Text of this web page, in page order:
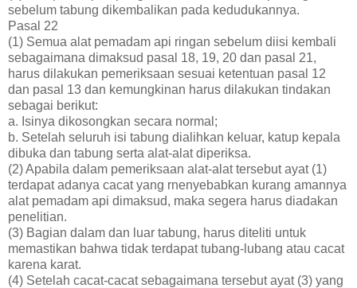
sebelum tabung dikembalikan pada kedudukannya.
Pasal 22
(1) Semua alat pemadam api ringan sebelum diisi kembali
sebagaimana dimaksud pasal 18, 19, 20 dan pasal 21,
harus dilakukan pemeriksaan sesuai ketentuan pasal 12
dan pasal 13 dan kemungkinan harus dilakukan tindakan
sebagai berikut:
a. Isinya dikosongkan secara normal;
b. Setelah seluruh isi tabung dialihkan keluar, katup kepala
dibuka dan tabung serta alat-alat diperiksa.
(2) Apabila dalam pemeriksaan alat-alat tersebut ayat (1)
terdapat adanya cacat yang rnenyebabkan kurang amannya
alat pemadam api dimaksud, maka segera harus diadakan
penelitian.
(3) Bagian dalam dan luar tabung, harus diteliti untuk
memastikan bahwa tidak terdapat tubang-lubang atau cacat
karena karat.
(4) Setelah cacat-cacat sebagaimana tersebut ayat (3) yang